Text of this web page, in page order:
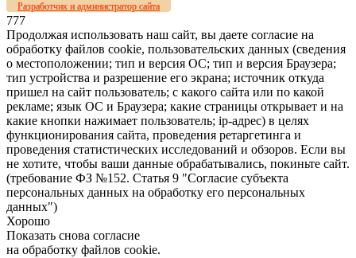
Разработчик и администратор сайта
777
Продолжая использовать наш сайт, вы даете согласие на
обработку файлов cookie, пользовательских данных (сведения
о местоположении; тип и версия ОС; тип и версия Браузера;
тип устройства и разрешение его экрана; источник откуда
пришел на сайт пользователь; с какого сайта или по какой
рекламе; язык ОС и Браузера; какие страницы открывает и на
какие кнопки нажимает пользователь; ip-адрес) в целях
функционирования сайта, проведения ретаргетинга и
проведения статистических исследований и обзоров. Если вы
не хотите, чтобы ваши данные обрабатывались, покиньте сайт.
(требование ФЗ №152. Статья 9 "Согласие субъекта
персональных данных на обработку его персональных
данных")
Хорошо
Показать снова согласие
на обработку файлов cookie.